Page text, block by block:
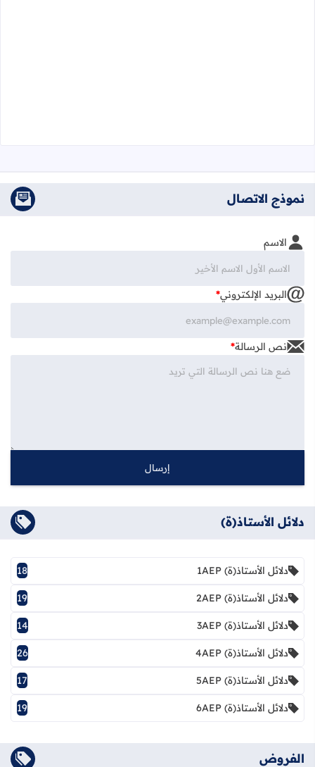
نموذج الاتصال
الاسم
البريد الإلكتروني*
نص الرسالة*
دلائل الأستاذ(ة)
دلائل الأستاذ(ة) 1AEP 18
دلائل الأستاذ(ة) 2AEP 19
دلائل الأستاذ(ة) 3AEP 14
دلائل الأستاذ(ة) 4AEP 26
دلائل الأستاذ(ة) 5AEP 17
دلائل الأستاذ(ة) 6AEP 19
الفروض